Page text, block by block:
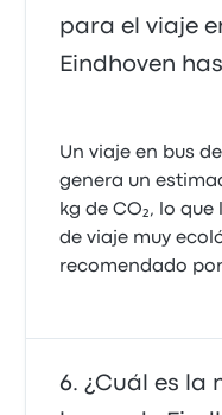
para el viaje
Eindhoven
Un viaje en bus
genera un
kg de CO₂, lo
de viaje muy
recomendado
¿Cuál es la